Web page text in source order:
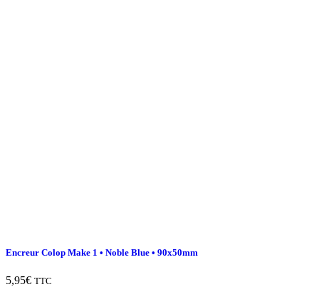
Encreur Colop Make 1 • Noble Blue • 90x50mm
5,95€ TTC